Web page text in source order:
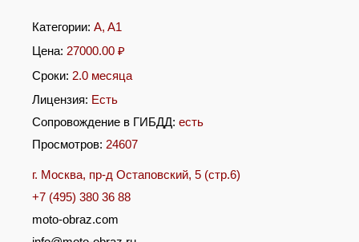
Категории: A, A1
Цена: 27000.00 ₽
Сроки: 2.0 месяца
Лицензия: Есть
Сопровождение в ГИБДД: есть
Просмотров: 24607
г. Москва, пр-д Остаповский, 5 (стр.6)
+7 (495) 380 36 88
moto-obraz.com